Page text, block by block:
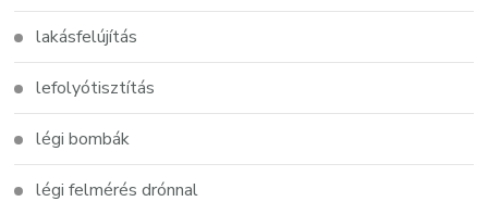
lakásfelújítás
lefolyótisztítás
légi bombák
légi felmérés drónnal